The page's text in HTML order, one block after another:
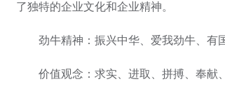
了独特的企业文化和企业精神。
劲牛精神：振兴中华、爱我劲牛、有
价值观念：求实、进取、拼搏、奉献